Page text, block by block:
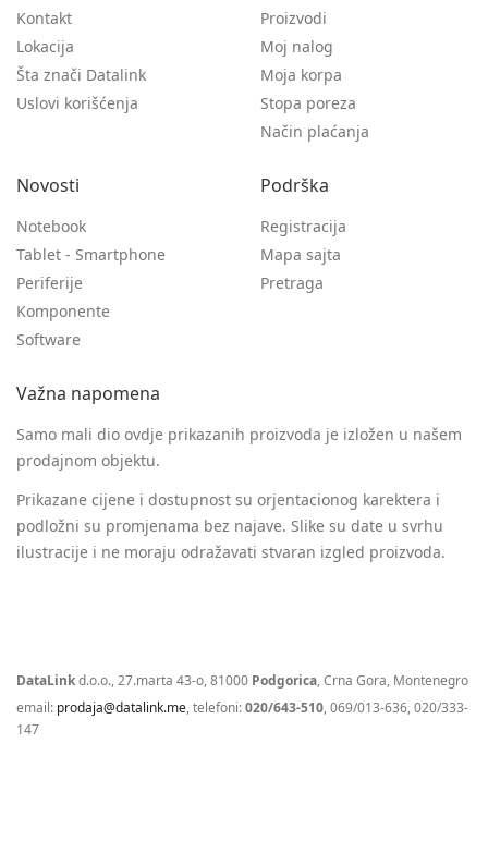
Kontakt
Lokacija
Šta znači Datalink
Uslovi korišćenja
Proizvodi
Moj nalog
Moja korpa
Stopa poreza
Način plaćanja
Novosti
Notebook
Tablet - Smartphone
Periferije
Komponente
Software
Podrška
Registracija
Mapa sajta
Pretraga
Važna napomena
Samo mali dio ovdje prikazanih proizvoda je izložen u našem
prodajnom objektu.
Prikazane cijene i dostupnost su orjentacionog karektera i
podložni su promjenama bez najave. Slike su date u svrhu
ilustracije i ne moraju odražavati stvaran izgled proizvoda.
DataLinkd.o.o., 27.marta 43-o, 81000 Podgorica, Crna Gora, Montenegro
email: prodaja@datalink.me, telefoni:020/643-510, 069/013-636, 020/333-
147